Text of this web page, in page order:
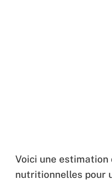
Voici une estimation
nutritionnelles pour